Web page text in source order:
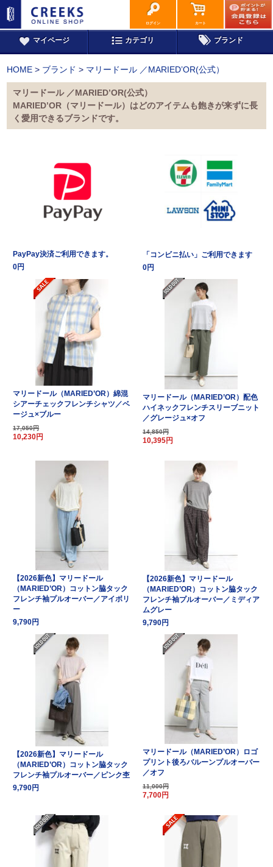
ログイン カート
マイページ カテゴリ ブランド
HOME > ブランド > マリードール ／MARIED’OR(公式）
マリードール ／MARIED’OR(公式）
MARIED’OR（マリードール）はどのアイテムも飽きが来ずに長
く愛用できるブランドです。
PayPay決済ご利用できます。
0円
「コンビニ払い」ご利用できます
0円
マリードール（MARIED’OR）綿混
シアーチェックフレンチシャツ／ベ
ージュ×ブルー
17,050円
10,230円
マリードール（MARIED’OR）配色
ハイネックフレンチスリーブニット
／グレージュ×オフ
14,850円
10,395円
【2026新色】マリードール
（MARIED’OR）コットン脇タック
フレンチ袖プルオーバー／アイボリ
ー
9,790円
【2026新色】マリードール
（MARIED’OR）コットン脇タック
フレンチ袖プルオーバー／ミディア
ムグレー
9,790円
【2026新色】マリードール
（MARIED’OR）コットン脇タック
フレンチ袖プルオーバー／ピンク杢
9,790円
マリードール（MARIED’OR）ロゴ
プリント後ろバルーンプルオーバー
／オフ
11,000円
7,700円